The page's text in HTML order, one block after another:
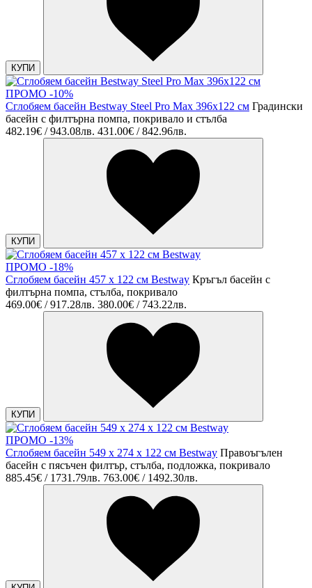
КУПИ
ПРОМО -10%
Сглобяем басейн Bestway Steel Pro Max 396х122 см Градински
басейн с филтърна помпа, покривало и стълба
482.19€ / 943.08лв. 431.00€ / 842.96лв.
КУПИ
ПРОМО -18%
Сглобяем басейн 457 х 122 см Bestway Кръгъл басейн с
филтърна помпа, стълба, покривало
469.00€ / 917.28лв. 380.00€ / 743.22лв.
КУПИ
ПРОМО -13%
Сглобяем басейн 549 х 274 х 122 см Bestway Правоъгълен
басейн с пясъчен филтър, стълба, подложка, покривало
885.45€ / 1731.79лв. 763.00€ / 1492.30лв.